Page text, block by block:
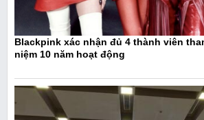
Blackpink xác nhận đủ 4 thành viên
niệm 10 năm hoạt động